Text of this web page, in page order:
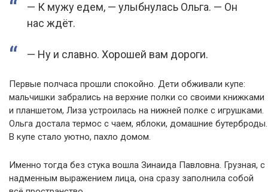
— К мужу едем, — улыбнулась Ольга. — Он
нас ждёт.
— Ну и славно. Хорошей вам дороги.
Первые полчаса прошли спокойно. Дети обживали купе:
мальчишки забрались на верхние полки со своими книжками
и планшетом, Лиза устроилась на нижней полке с игрушками.
Ольга достала термос с чаем, яблоки, домашние бутерброды.
В купе стало уютно, пахло домом.
Именно тогда без стука вошла Зинаида Павловна. Грузная, с
надменным выражением лица, она сразу заполнила собой